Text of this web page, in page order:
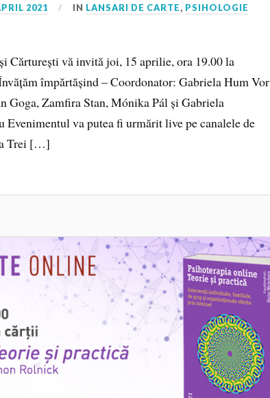
2021 IN LANSARI DE CARTE, PSIHOLOGIE
Cărturești vă invită joi, 15 aprilie, ora 19.00 la
împărtășind – Coordonator: Gabriela Hum Vor
Goga, Zamfira Stan, Mónika Pál și Gabriela
va putea fi urmărit live pe canalele de
Trei […]